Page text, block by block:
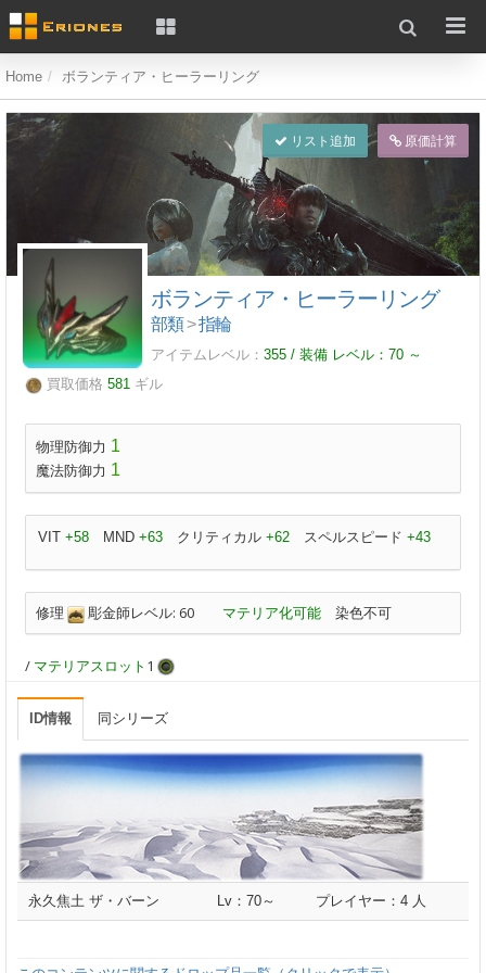
Home ボランティア・ヒーラーリング
リスト追加 原価計算
ボランティア・ヒーラーリング
部類>指輪
アイテムレベル： 355 / 装備 レベル： 70 ～
買取価格 581 ギル
物理防御力 1
魔法防御力 1
VIT +58 MND +63 クリティカル +62 スペルスピード +43
修理 彫金師レベル: 60 マテリア化可能 染色不可
/ マテリアスロット 1
ID情報 同シリーズ
永久焦土 ザ・バーン Lv：70～ プレイヤー：4 人